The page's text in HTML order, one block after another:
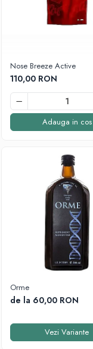
Nose Breeze Active
110,00 RON
Adauga in cos
Orme
de la 60,00 RON
Vezi Variante